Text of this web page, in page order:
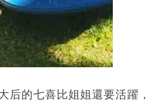
后的七喜比姐姐還要活躍，